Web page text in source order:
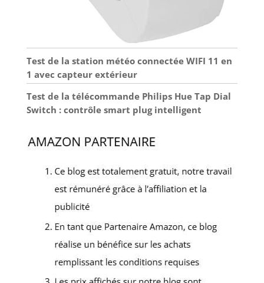
Test de la station météo connectée WIFI 11 en
1 avec capteur extérieur
Test de la télécommande Philips Hue Tap Dial
Switch : contrôle smart plug intelligent